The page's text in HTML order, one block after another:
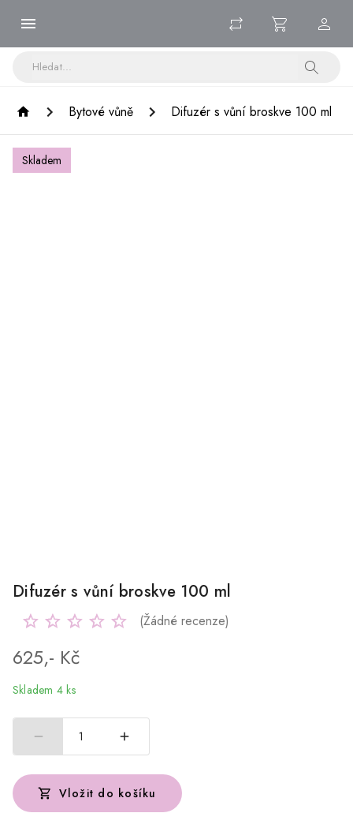
Bytové vůně Difuzér s vůní broskve 100 ml
Skladem
Difuzér s vůní broskve 100 ml
(Žádné recenze)
625,- Kč
Skladem 4 ks
1
Vložit do košíku